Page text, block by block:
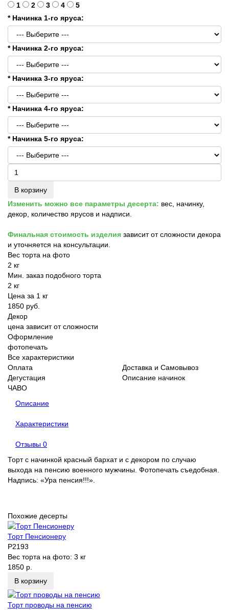
1
2 3 4
5
* Начинка 1-го яруса:
* Начинка 2-го яруса:
* Начинка 3-го яруса:
* Начинка 4-го яруса:
* Начинка 5-го яруса:
В корзину
Изменить можно все параметры десерта: вес, начинку,
декор, количество ярусов и надписи.
Финальная стоимость изделия зависит от сложности декора
и уточняется на консультации.
Вес торта на фото
2 кг
Мин. заказ подобного торта
2 кг
Цена за 1 кг
1850 руб.
Декор
цена зависит от сложности
Оформление
фотопечать
Все характеристики
Оплата
Доставка и Самовывоз
Дегустация
Описание начинок
ЧАВО
Описание
Характеристики
Отзывы 0
Торт с начинкой красный бархат и с декором по случаю
выхода на пенсию военного мужчины. Фотопечать съедобная.
Надпись: «Ура пенсия!!!».
Похожие десерты
Торт Пенсионеру
P2193
Вес торта на фото: 3 кг
1850 р.
В корзину
Торт проводы на пенсию